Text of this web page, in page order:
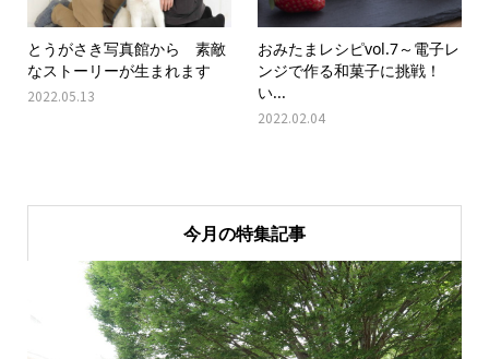
とうがさき写真館から 素敵
なストーリーが生まれます
2022.05.13
おみたまレシピvol.7～電子レ
ンジで作る和菓子に挑戦！
い...
2022.02.04
今月の特集記事